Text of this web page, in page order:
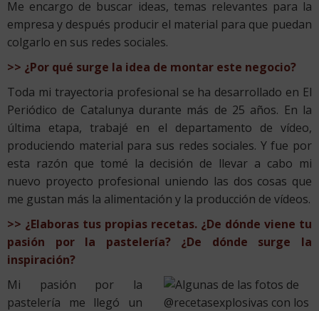
Me encargo de buscar ideas, temas relevantes para la
empresa y después producir el material para que puedan
colgarlo en sus redes sociales.
>> ¿Por qué surge la idea de montar este negocio?
Toda mi trayectoria profesional se ha desarrollado en El
Periódico de Catalunya durante más de 25 años. En la
última etapa, trabajé en el departamento de vídeo,
produciendo material para sus redes sociales. Y fue por
esta razón que tomé la decisión de llevar a cabo mi
nuevo proyecto profesional uniendo las dos cosas que
me gustan más la alimentación y la producción de vídeos.
>> ¿Elaboras tus propias recetas. ¿De dónde viene tu
pasión por la pastelería? ¿De dónde surge la
inspiración?
Mi pasión por la
pastelería me llegó un